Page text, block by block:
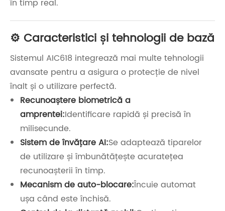
în timp real.
⚙️ Caracteristici și tehnologii de bază
Sistemul AIC618 integrează mai multe tehnologii
avansate pentru a asigura o protecție de nivel
înalt și o utilizare perfectă.
Recunoaștere biometrică a
amprentei:Identificare rapidă și precisă în
milisecunde.
Sistem de învățare AI:Se adaptează tiparelor
de utilizare și îmbunătățește acuratețea
recunoașterii în timp.
Mecanism de auto-blocare:Încuie automat
ușa când este închisă.